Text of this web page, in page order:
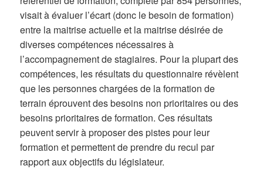
visait à évaluer l’écart (donc le besoin de formation)
entre la maitrise actuelle et la maitrise désirée de
diverses compétences nécessaires à
l’accompagnement de stagiaires. Pour la plupart des
compétences, les résultats du questionnaire révèlent
que les personnes chargées de la formation de
terrain éprouvent des besoins non prioritaires ou des
besoins prioritaires de formation. Ces résultats
peuvent servir à proposer des pistes pour leur
formation et permettent de prendre du recul par
rapport aux objectifs du législateur.